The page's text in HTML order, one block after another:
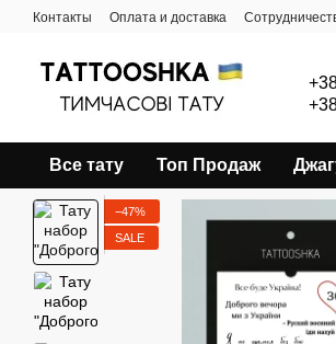
Перейти к основному контенту
Контакты Оплата и доставка
Все тату Топ Продаж
−47%
SALE